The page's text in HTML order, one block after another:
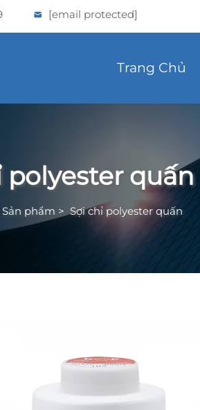
[email protected]
Trang Chủ
polyester quấn
Sản phẩm > Sợi chỉ polyester quấn